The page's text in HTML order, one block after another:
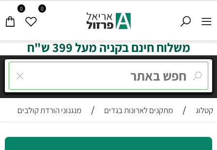
0 0
משלוח חינם בקניה מעל 399 ש"ח
קטלוג / מתקנים לארונות בגדים / מנגנוני הורדת קולבים